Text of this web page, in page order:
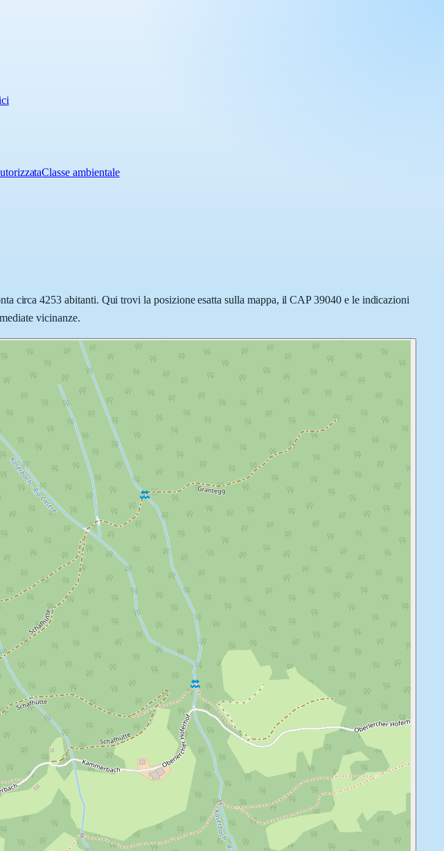
Classe ambientale
circa 4253 abitanti. Qui trovi la posizione esatta sulla mappa, il CAP 39040 e le indicazioni
vicinanze.